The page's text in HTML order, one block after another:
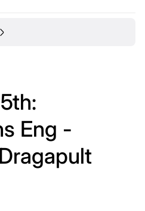
Eng -